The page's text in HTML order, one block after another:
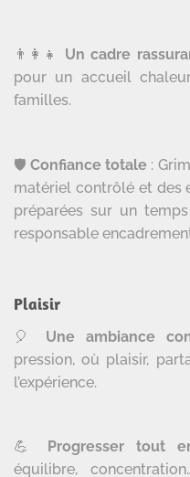
👨‍👩‍👧 Un cadre
pour un accueil
familles.
🛡️Confiance totale :
matériel contrôlé et des
préparées sur un
responsable
Plaisir
🎈 Une ambiance
pression, où plaisir,
l’expérience.
💪 Progresser tout
équilibre,